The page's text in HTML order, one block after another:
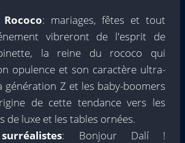
: mariages, fêtes et tout
vibreront de l'esprit de
la reine du rococo qui
opulence et son caractère ultra-
génération Z et les baby-boomers
de cette tendance vers les
de luxe et les tables ornées.
: Bonjour Dalí !